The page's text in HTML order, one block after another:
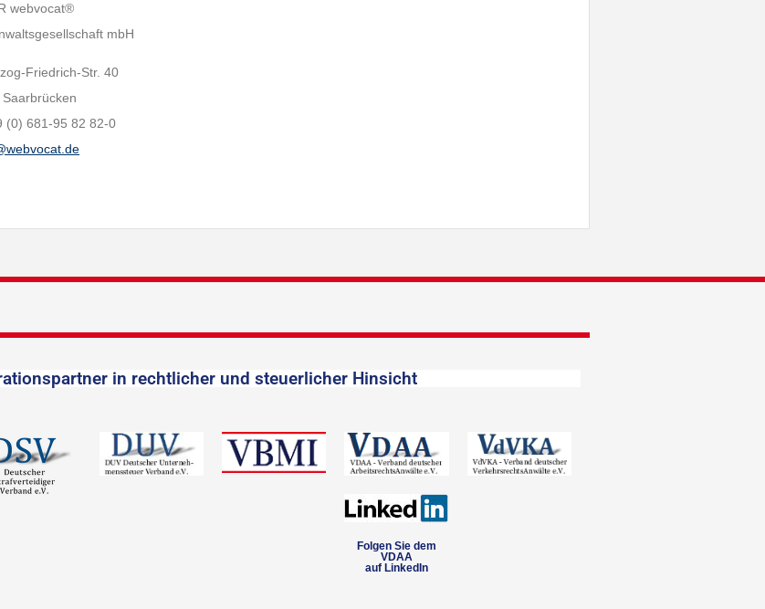
webvocat®
mbH
Friedrich-Str. 40
Saarbrücken
(0) 681-95 82 82-0
in rechtlicher und steuerlicher Hinsicht
Folgen Sie dem
VDAA
auf LinkedIn